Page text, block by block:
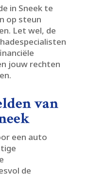
in Sneek te
op steun
Let wel, de
jouw rechten
van
een auto
de